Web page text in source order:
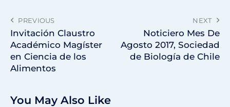
PREVIOUS
Invitación Claustro
Académico Magíster
en Ciencia de los
Alimentos
NEXT
Noticiero Mes De
Agosto 2017, Sociedad
de Biología de Chile
You May Also Like